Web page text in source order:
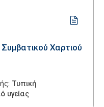
Χαρτιού
: Τυπική
υγείας